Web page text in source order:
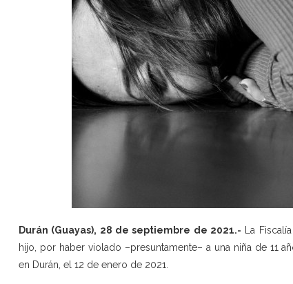
Durán (Guayas), 28 de septiembre de 2021.- La
hijo, por haber violado –presuntamente– a una niña de 11
en Durán, el 12 de enero de 2021.